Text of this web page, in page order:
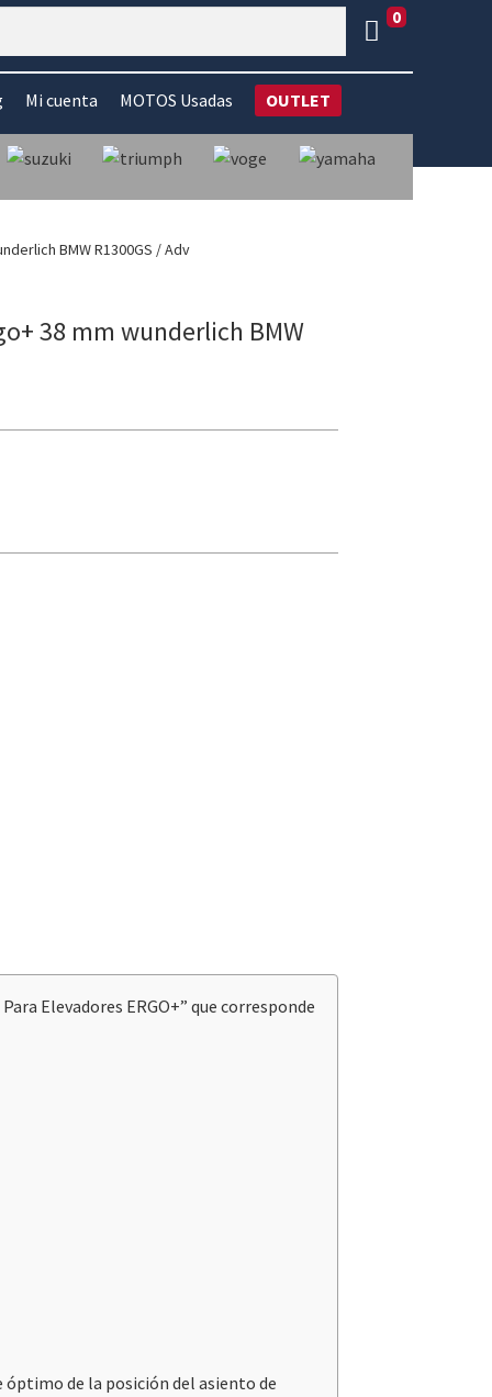
0
Mi cuenta MOTOS Usadas OUTLET
BMW R1300GS / Adv
38 mm wunderlich BMW
Elevadores ERGO+” que corresponde
de la posición del asiento de